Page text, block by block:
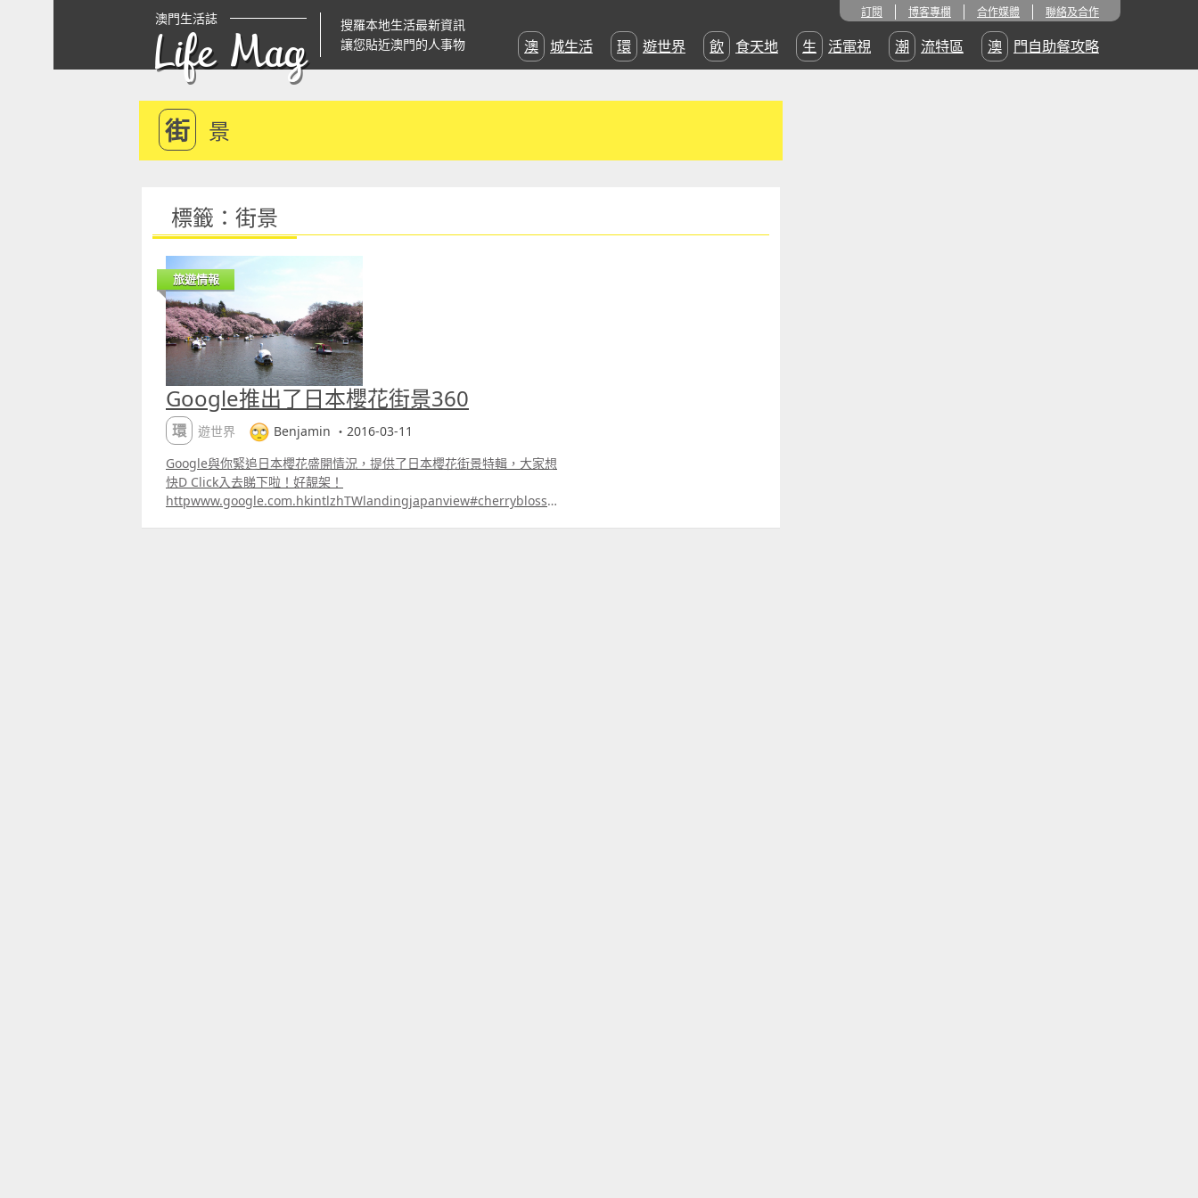
澳門生活誌
Life Mag
搜羅本地生活最新資訊
讓您貼近澳門的人事物
訂閱 博客專欄 合作媒體 聯絡及合作
澳城生活 環遊世界 飲食天地 生活電視 潮流特區 澳門自助餐攻略
街 景
標籤：街景
旅遊情報
Google推出了日本櫻花街景360
環遊世界
Benjamin ・2016-03-11
Google與你緊追日本櫻花盛開情況，提供了日本櫻花街景特輯，大家想
快D Click入去睇下啦！好靚架！
httpwww.google.com.hkintlzhTWlandingjapanview#cherryblosso